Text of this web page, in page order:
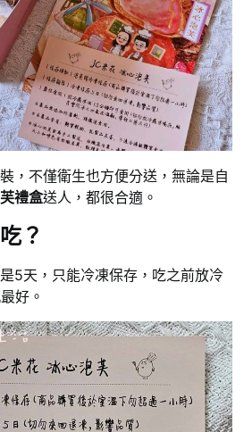
，不僅衛生也方便分送，無論是自
禮盒送人，都很合適。
？
5天，只能冷凍保存，吃之前放冷
好。